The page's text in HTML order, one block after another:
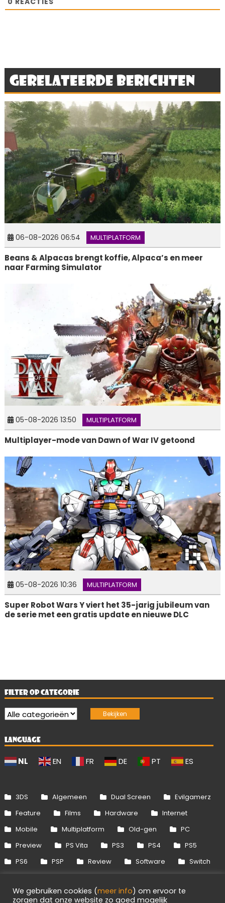
Gerelateerde berichten
06-08-2026 06:54 MULTIPLATFORM
Beans & Alpacas brengt koffie, Alpaca’s en meer
naar Farming Simulator
05-08-2026 13:50 MULTIPLATFORM
Multiplayer-mode van Dawn of War IV getoond
05-08-2026 10:36 MULTIPLATFORM
Super Robot Wars Y viert het 35-jarig jubileum van
de serie met een gratis update en nieuwe DLC
FILTER OP CATEGORIE
LANGUAGE
NL EN FR DE PT ES
3DS Algemeen Dual Screen
Evilgamerz
Feature
Films Hardware
Internet
Mobile
Multiplatform Old-gen
PC
Preview
PS Vita PS3 PS4
PS5
PS6
PSP Review Software
Switch
Xbox 360
Xbox One Xbox Series
We gebruiken cookies (meer info) om ervoor te
zorgen dat onze website zo goed mogelijk